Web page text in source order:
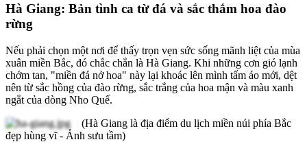
Hà Giang: Bản tình ca từ đá và sắc thắm hoa đào
rừng
Nếu phải chọn một nơi để thấy trọn vẹn sức sống mãnh liệt của mùa
xuân miền Bắc, đó chắc chắn là Hà Giang. Khi những cơn gió lạnh
chớm tan, "miền đá nở hoa" này lại khoác lên mình tấm áo mới, dệt
nên từ sắc hồng của đào rừng, sắc trắng của hoa mận và màu xanh
ngắt của dòng Nho Quế.
(Hà Giang là địa điểm du lịch miền núi phía Bắc
đẹp hùng vĩ - Ảnh sưu tầm)